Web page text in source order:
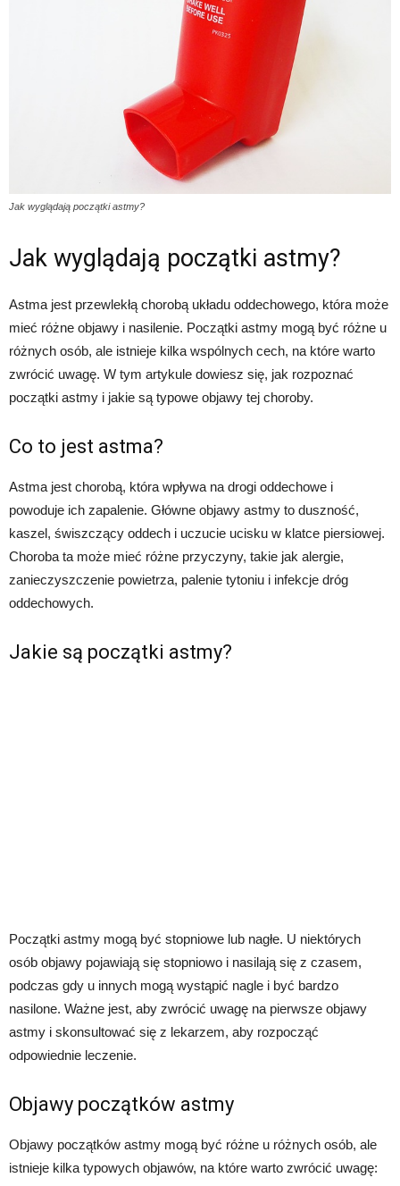
Jak wyglądają początki astmy?
Jak wyglądają początki astmy?
Astma jest przewlekłą chorobą układu oddechowego, która może
mieć różne objawy i nasilenie. Początki astmy mogą być różne u
różnych osób, ale istnieje kilka wspólnych cech, na które warto
zwrócić uwagę. W tym artykule dowiesz się, jak rozpoznać
początki astmy i jakie są typowe objawy tej choroby.
Co to jest astma?
Astma jest chorobą, która wpływa na drogi oddechowe i
powoduje ich zapalenie. Główne objawy astmy to duszność,
kaszel, świszczący oddech i uczucie ucisku w klatce piersiowej.
Choroba ta może mieć różne przyczyny, takie jak alergie,
zanieczyszczenie powietrza, palenie tytoniu i infekcje dróg
oddechowych.
Jakie są początki astmy?
Początki astmy mogą być stopniowe lub nagłe. U niektórych
osób objawy pojawiają się stopniowo i nasilają się z czasem,
podczas gdy u innych mogą wystąpić nagle i być bardzo
nasilone. Ważne jest, aby zwrócić uwagę na pierwsze objawy
astmy i skonsultować się z lekarzem, aby rozpocząć
odpowiednie leczenie.
Objawy początków astmy
Objawy początków astmy mogą być różne u różnych osób, ale
istnieje kilka typowych objawów, na które warto zwrócić uwagę: